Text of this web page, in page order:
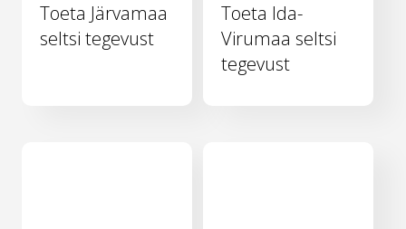
Toeta Järvamaa
seltsi tegevust
Toeta Ida-
Virumaa seltsi
tegevust